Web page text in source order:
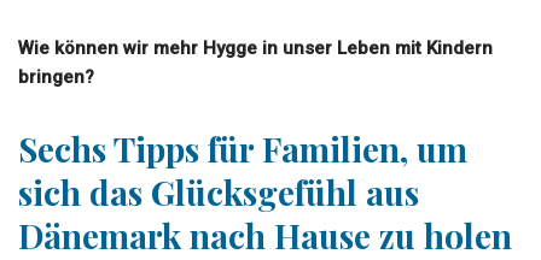
Wie können wir mehr Hygge in unser Leben mit Kindern
bringen?
Sechs Tipps für Familien, um
sich das Glücksgefühl aus
Dänemark nach Hause zu holen